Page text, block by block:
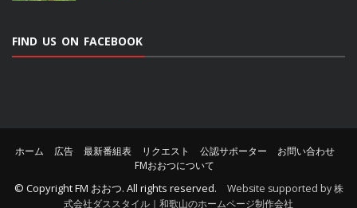
FIND US ON FACEBOOK
ホーム 広告 最新番組表 リクエスト 公認サポーター
お問い合わせ
FMおおつについて
© CopyrightFM おおつ. All rights reserved.
Website supported by 株
式会社ダススタイル｜和歌山のホームページ制作会社